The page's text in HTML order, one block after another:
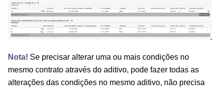
Nota! Se precisar alterar uma ou mais condições no
mesmo contrato através do aditivo, pode fazer todas as
alterações das condições no mesmo aditivo, não precisa